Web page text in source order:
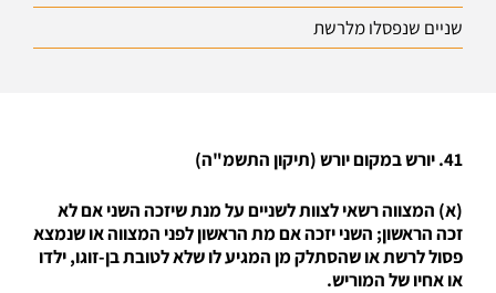
שניים שנפסלו מלרשת
41. יורש במקום יורש (תיקון התשמ"ה)
(א) המצווה רשאי לצוות לשניים על מנת שיזכה השני אם לא
זכה הראשון; השני יזכה אם מת הראשון לפני המצווה או שנמצא
פסול לרשת או שהסתלק מן המגיע לו שלא לטובת בן-זוגו, ילדו
או אחיו של המוריש.